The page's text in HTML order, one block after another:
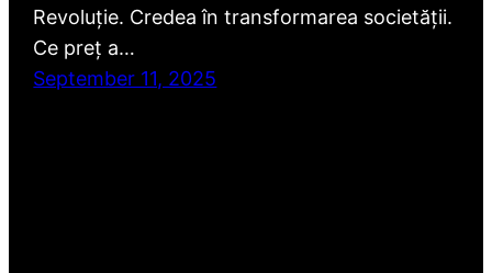
Revoluție. Credea în transformarea societății.
Ce preț a…
September 11, 2025